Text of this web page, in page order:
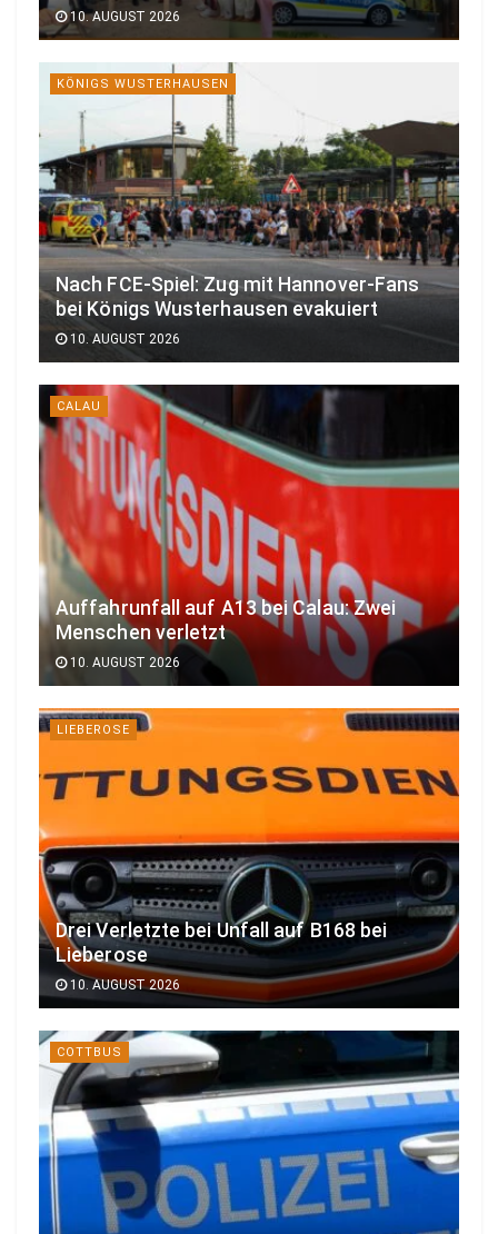
10. AUGUST 2026
KÖNIGS WUSTERHAUSEN
Nach FCE-Spiel: Zug mit Hannover-Fans
bei Königs Wusterhausen evakuiert
10. AUGUST 2026
CALAU
Auffahrunfall auf A13 bei Calau: Zwei
Menschen verletzt
10. AUGUST 2026
LIEBEROSE
Drei Verletzte bei Unfall auf B168 bei
Lieberose
10. AUGUST 2026
COTTBUS